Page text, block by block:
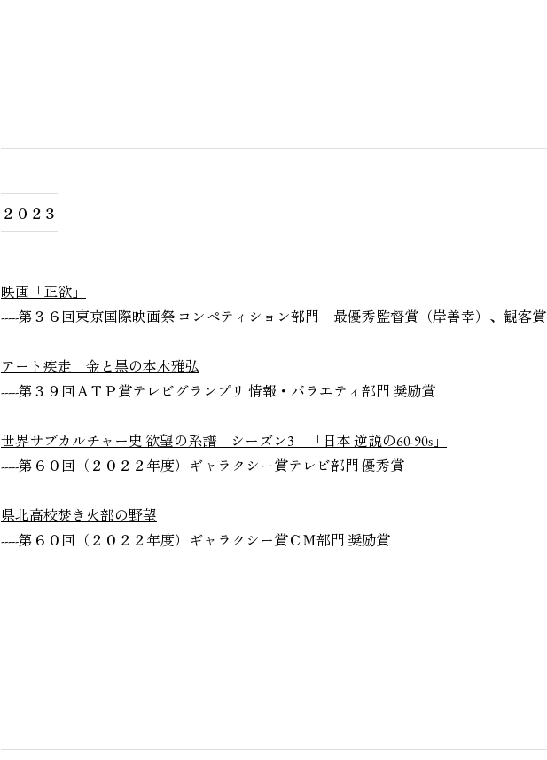
２０２３
映画「正欲」
-----第３６回東京国際映画祭 コンペティション部門 最優秀監督賞（岸善幸）、観客賞
アート疾走 金と黒の本木雅弘
-----第３９回ＡＴＰ賞テレビグランプリ 情報・バラエティ部門 奨励賞
世界サブカルチャー史 欲望の系譜 シーズン3 「日本 逆説の60-90s」
-----第６０回（２０２２年度）ギャラクシー賞テレビ部門 優秀賞
県北高校焚き火部の野望
-----第６０回（２０２２年度）ギャラクシー賞ＣＭ部門 奨励賞